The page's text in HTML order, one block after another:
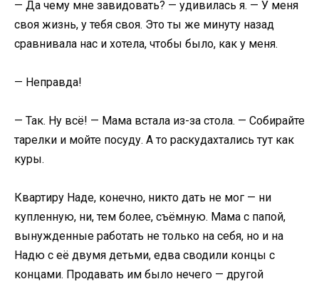
— Да чему мне завидовать? — удивилась я. — У меня
своя жизнь, у тебя своя. Это ты же минуту назад
сравнивала нас и хотела, чтобы было, как у меня.
— Неправда!
— Так. Ну всё! — Мама встала из-за стола. — Собирайте
тарелки и мойте посуду. А то раскудахтались тут как
куры.
Квартиру Наде, конечно, никто дать не мог — ни
купленную, ни, тем более, съёмную. Мама с папой,
вынужденные работать не только на себя, но и на
Надю с её двумя детьми, едва сводили концы с
концами. Продавать им было нечего — другой